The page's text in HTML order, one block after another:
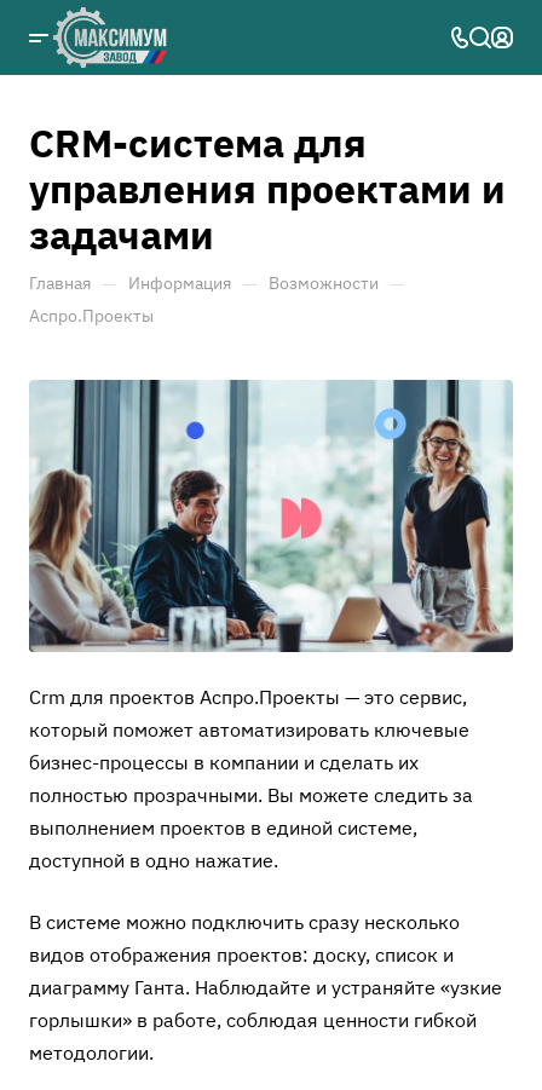
CRM-система для
управления проектами и
задачами
Главная — Информация — Возможности —
Аспро.Проекты
Crm для проектов Аспро.Проекты — это сервис,
который поможет автоматизировать ключевые
бизнес-процессы в компании и сделать их
полностью прозрачными. Вы можете следить за
выполнением проектов в единой системе,
доступной в одно нажатие.
В системе можно подключить сразу несколько
видов отображения проектов: доску, список и
диаграмму Ганта. Наблюдайте и устраняйте «узкие
горлышки» в работе, соблюдая ценности гибкой
методологии.